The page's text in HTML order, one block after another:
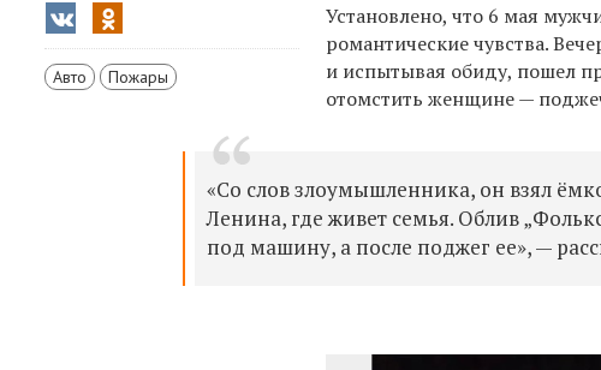
Авто Пожары
Установлено, что 6 мая
романтические чувства.
и испытывая обиду, пошел
отомстить женщине —
«Со слов злоумышленника, он взял
Ленина, где живет семья. Облив
под машину, а после поджег ее», —